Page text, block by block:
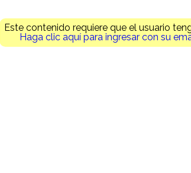
Este contenido requiere que el usuario
Haga clic aquí para ingresar con su